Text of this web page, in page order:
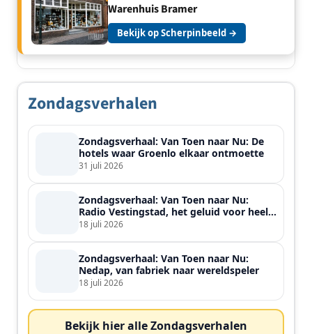
Warenhuis Bramer
Bekijk op Scherpinbeeld →
Zondagsverhalen
Zondagsverhaal: Van Toen naar Nu: De
hotels waar Groenlo elkaar ontmoette
31 juli 2026
Zondagsverhaal: Van Toen naar Nu:
Radio Vestingstad, het geluid voor heel
de streek
18 juli 2026
Zondagsverhaal: Van Toen naar Nu:
Nedap, van fabriek naar wereldspeler
18 juli 2026
Bekijk hier alle Zondagsverhalen